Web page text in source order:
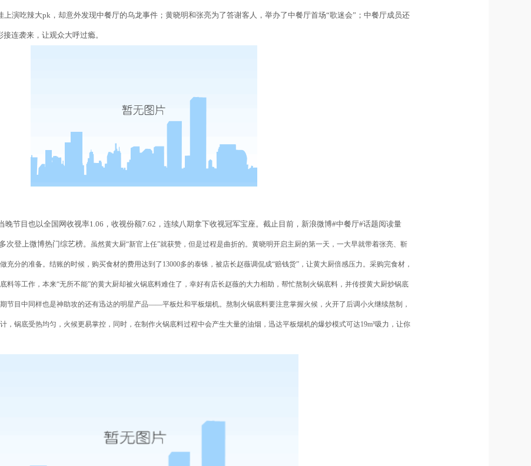
上演吃辣大pk ，却意外发现中餐厅的乌龙事件；黄晓明和张亮为了答谢客人，举办了中餐厅首场“歌迷会”；中餐厅成员还
连袭来，让观众大呼过瘾。
晚节目也以全国网收视率1.06 ，收视份额7.62 ，连续八期拿下收视冠军宝座。截止目前，新浪微博#中餐厅#话题阅读量
次登上微博热门综艺榜。 虽然黄大厨“新官上任”就获赞，但是过程是曲折的。黄晓明开启主厨的第一天，一大早就带着张亮、靳
充分的准备。结账的时候，购买食材的费用达到了 13000多的泰铢，被店长赵薇调侃成“赔钱货”，让黄大厨倍感压力。 采购完食材，
料等工作，本来“无所不能”的黄大厨却被火锅底料难住了，幸好有店长赵薇的大力相助，帮忙熬制火锅底料，并传授黄大厨炒锅底
节目中同样也是神助攻的还有迅达的明星产品——平板灶和平板烟机。熬制火锅底料要注意掌握火候，火开了后调小火继续熬制，
，锅底受热均匀，火候更易掌控，同时，在制作火锅底料过程中会产生大量的油烟，迅达平板烟机的爆炒模式可达19m³吸力，让你